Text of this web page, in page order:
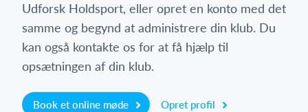
Udforsk Holdsport, eller opret en konto med det
samme og begynd at administrere din klub. Du
kan også kontakte os for at få hjælp til
opsætningen af din klub.
Book et online møde Opret profil